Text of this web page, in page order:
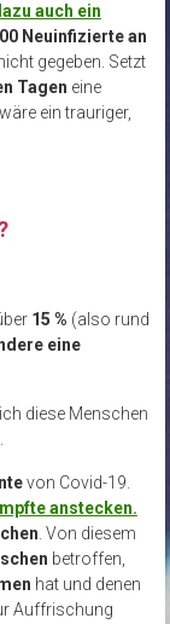
auch ein
Neuinfizierte an
gegeben. Setzt
Tagen eine
ein trauriger,
15 % (also rund
eine
diese Menschen
.
von Covid-19.
anstecken.
. Von diesem
betroffen,
hat und denen
Auffrischung